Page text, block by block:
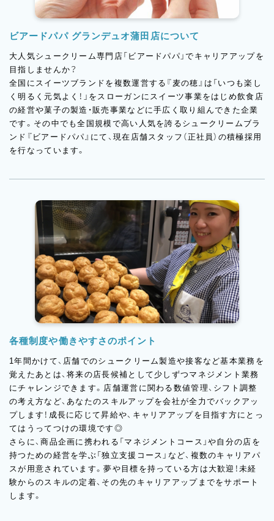
ビアードパパ グランデュオ蒲田店について
大人気シュークリーム専門店「ビアードパパ」でキャリアアップを
目指しませんか？
全国にスイーツブランドを複数運営する『麦の穂』は「いつも楽し
く明るく元気よく！」をスローガンにスイーツ事業をはじめ飲食店
の経営や菓子の製造・販売事業などに手広く取り組んできた企業
です。その中でも全国規模で高い人気を誇るシュークリームブラ
ンド『ビアードパパ』にて、現在店舗スタッフ（正社員）の積極採用
を行なっています。
各種制度や働きやすさのポイント
1年間かけて、店舗でのシュークリーム製造や接客など基本業務を
覚えたあとは、将来の店長候補として少しずつマネジメント業務
にチャレンジできます。店舗運営に関わる数値管理、シフト調整
の考え方など、あなたのスキルアップを会社が全力でバックアッ
プします！成長に応じて昇給や、キャリアアップを目指す方にとっ
てはうってつけの環境です◎
さらに、商品企画に携われる「マネジメントコース」や自分の店を
持つための経営を学ぶ「独立支援コース」など、複数のキャリアパ
スが用意されています。夢や目標を持っている方は大歓迎！未経
験からのスキルの定着、その先のキャリアアップまでをサポート
します。